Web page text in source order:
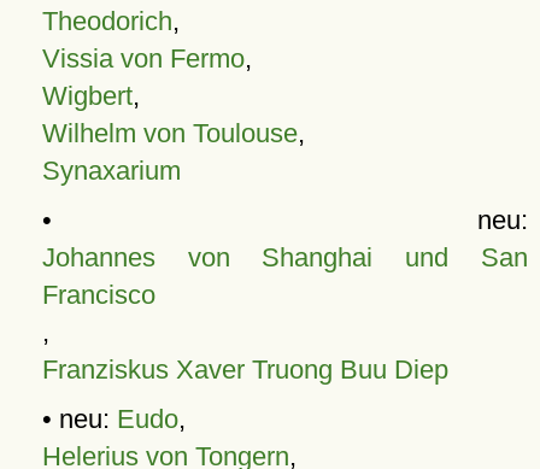
Theodorich,
Vissia von Fermo,
Wigbert,
Wilhelm von Toulouse,
Synaxarium
• neu:
Johannes von Shanghai und San
Francisco
,
Franziskus Xaver Truong Buu Diep
• neu: Eudo,
Helerius von Tongern,